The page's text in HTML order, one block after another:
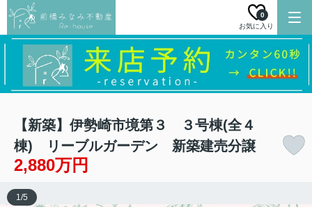
お気に入り
0
【新築】伊勢崎市境第３ ３号棟(全４
棟) リーブルガーデン 新築建売分譲
2,880万円
1/5